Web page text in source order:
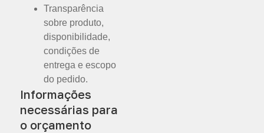
Transparência
sobre produto,
disponibilidade,
condições de
entrega e escopo
do pedido.
Informações
necessárias para
o orçamento